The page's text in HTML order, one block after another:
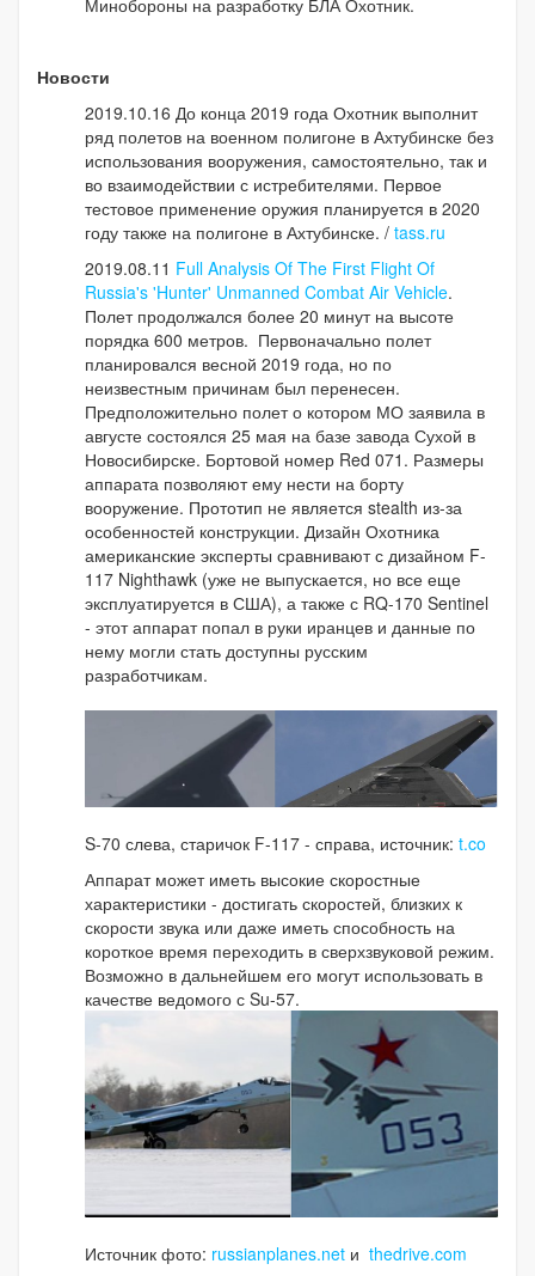
Новости
2019.10.16 До конца 2019 года Охотник выполнит
ряд полетов на военном полигоне в Ахтубинске без
использования вооружения, самостоятельно, так и
во взаимодействии с истребителями. Первое
тестовое применение оружия планируется в 2020
году также на полигоне в Ахтубинске. / tass.ru
2019.08.11 Full Analysis Of The First Flight Of
Russia's 'Hunter' Unmanned Combat Air Vehicle.
Полет продолжался более 20 минут на высоте
порядка 600 метров. Первоначально полет
планировался весной 2019 года, но по
неизвестным причинам был перенесен.
Предположительно полет о котором МО заявила в
августе состоялся 25 мая на базе завода Сухой в
Новосибирске. Бортовой номер Red 071. Размеры
аппарата позволяют ему нести на борту
вооружение. Прототип не является stealth из-за
особенностей конструкции. Дизайн Охотника
американские эксперты сравнивают с дизайном F-
117 Nighthawk (уже не выпускается, но все еще
эксплуатируется в США), а также с RQ-170 Sentinel
- этот аппарат попал в руки иранцев и данные по
нему могли стать доступны русским
разработчикам.
S-70 слева, старичок F-117 - справа, источник: t.co
Аппарат может иметь высокие скоростные
характеристики - достигать скоростей, близких к
скорости звука или даже иметь способность на
короткое время переходить в сверхзвуковой режим.
Возможно в дальнейшем его могут использовать в
качестве ведомого с Su-57.
Источник фото: russianplanes.net и thedrive.com